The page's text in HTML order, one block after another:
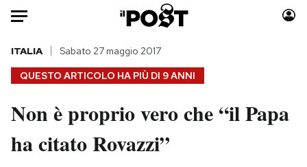
Auto
HOME
Italia
Politica
Moda
QUESTO ARTICOLO HA PIÙ DI 9 ANNI
ITALIA Sabato 27 maggio 2017
Non è proprio vero che “il Papa
ha citato Rovazzi”